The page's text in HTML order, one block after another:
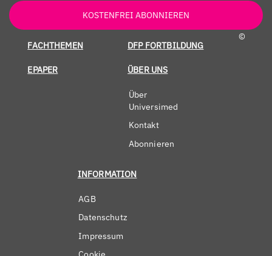
KOSTENFREI ABONNIEREN
FACHTHEMEN DFP FORTBILDUNG
EPAPER ÜBER UNS
Über
Universimed
Kontakt
Abonnieren
INFORMATION
AGB
Datenschutz
Impressum
©